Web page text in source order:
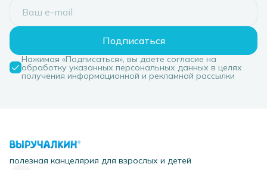
Подписаться
Нажимая «Подписаться», вы даете согласие на
обработку указанных персональных данных в целях
получения информационной и рекламной рассылки
полезная канцелярия для взрослых и детей